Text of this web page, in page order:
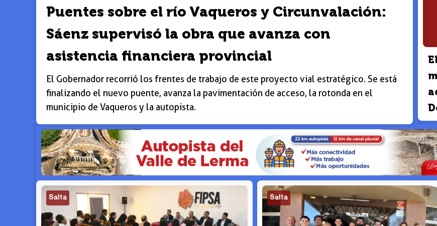
Puentes sobre el río Vaqueros y Circunvalación:
Sáenz supervisó la obra que avanza con
asistencia financiera provincial
El Gobernador recorrió los frentes de trabajo de este proyecto vial estratégico. Se está
finalizando el nuevo puente, avanza la pavimentación de acceso, la rotonda en el
municipio de Vaqueros y la autopista.
Salta Salta